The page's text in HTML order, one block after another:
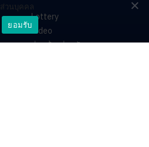
Lottery
Video
ร่วมด้วยช่วยกัน
ส่วนบุคคล
ยอมรับ